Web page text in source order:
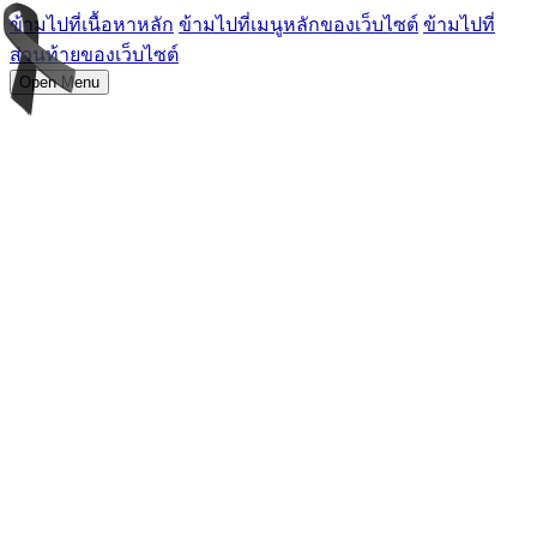
ข้ามไปที่เนื้อหาหลัก ข้ามไปที่เมนูหลักของเว็บไซต์ ข้ามไปที่
ส่วนท้ายของเว็บไซต์
Open Menu